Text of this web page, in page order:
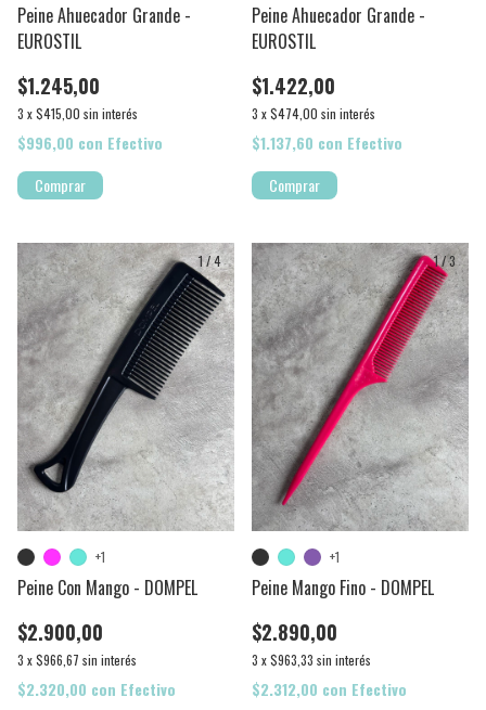
Peine Ahuecador Grande -
EUROSTIL
$1.245,00
3 x$415,00 sin interés
$996,00 con Efectivo
Comprar
Peine Ahuecador Grande -
EUROSTIL
$1.422,00
3 x$474,00 sin interés
$1.137,60 con Efectivo
Comprar
1/4
Peine Con Mango - DOMPEL
$2.900,00
3 x$966,67 sin interés
$2.320,00 con Efectivo
+1
1/3
Peine Mango Fino - DOMPEL
$2.890,00
3 x$963,33 sin interés
$2.312,00 con Efectivo
+1